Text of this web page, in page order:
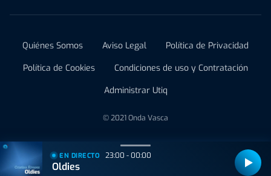
Quiénes Somos Aviso Legal
Política de Privacidad
Política de Cookies
Condiciones de uso y Contratación
Administrar Utiq
© 2021 Onda Vasca
EN DIRECTO 23:00 - 00:00
Oldies